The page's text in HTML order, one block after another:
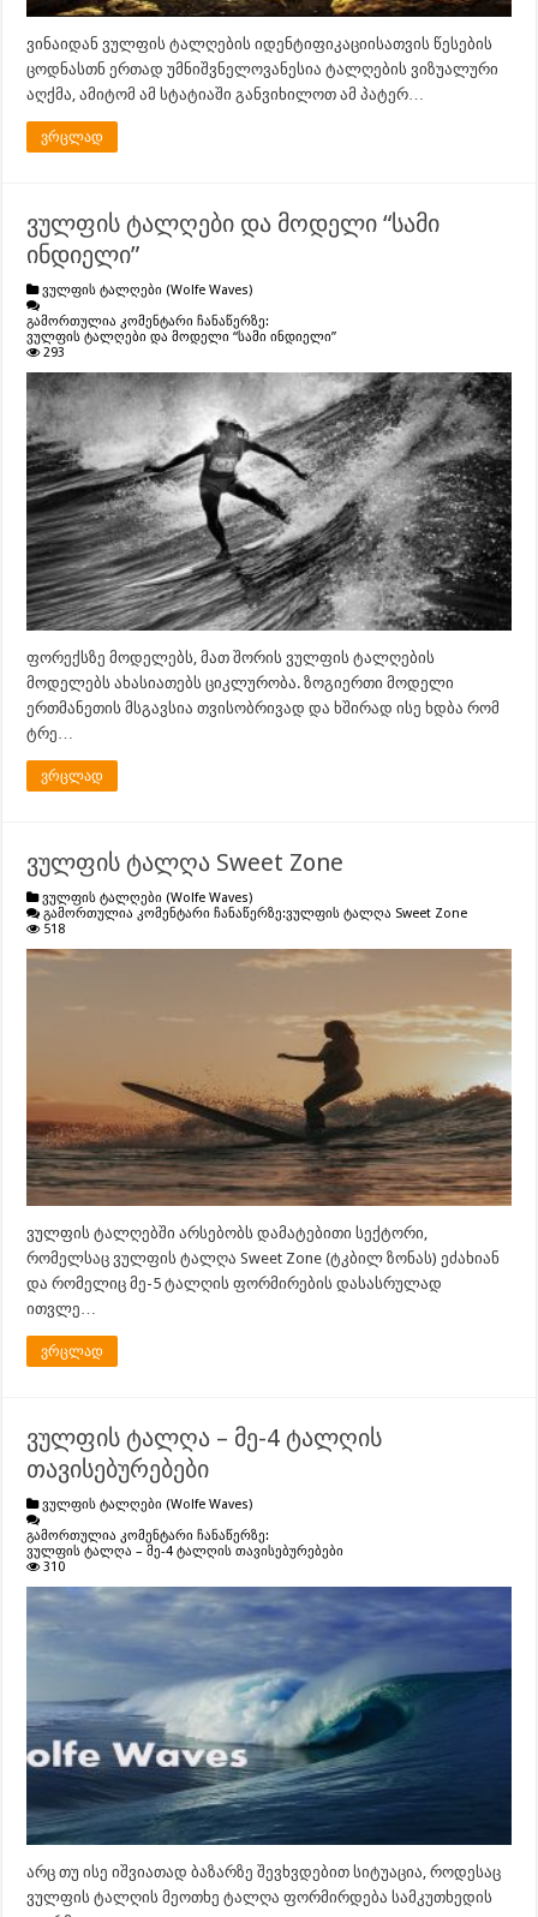
ვინაიდან ვულფის ტალღების იდენტიფიკაციისათვის წესების
ცოდნასთნ ერთად უმნიშვნელოვანესია ტალღების ვიზუალური
აღქმა, ამიტომ ამ სტატიაში განვიხილოთ ამ პატერ…
ვრცლად
ვულფის ტალღები და მოდელი “სამი
ინდიელი”
ვულფის ტალღები (Wolfe Waves)
გამორთულია კომენტარი ჩანაწერზე:
ვულფის ტალღები და მოდელი “სამი ინდიელი”
293
ფორექსზე მოდელებს, მათ შორის ვულფის ტალღების
მოდელებს ახასიათებს ციკლურობა. ზოგიერთი მოდელი
ერთმანეთის მსგავსია თვისობრივად და ხშირად ისე ხდბა რომ
ტრე…
ვრცლად
ვულფის ტალღა Sweet Zone
ვულფის ტალღები (Wolfe Waves)
გამორთულია კომენტარი ჩანაწერზე:ვულფის ტალღა Sweet Zone
518
ვულფის ტალღებში არსებობს დამატებითი სექტორი,
რომელსაც ვულფის ტალღა Sweet Zone (ტკბილ ზონას) ეძახიან
და რომელიც მე-5 ტალღის ფორმირების დასასრულად
ითვლე…
ვრცლად
ვულფის ტალღა – მე-4 ტალღის
თავისებურებები
ვულფის ტალღები (Wolfe Waves)
გამორთულია კომენტარი ჩანაწერზე:
ვულფის ტალღა – მე-4 ტალღის თავისებურებები
310
არც თუ ისე იშვიათად ბაზარზე შევხვდებით სიტუაცია, როდესაც
ვულფის ტალღის მეოთხე ტალღა ფორმირდება სამკუთხედის